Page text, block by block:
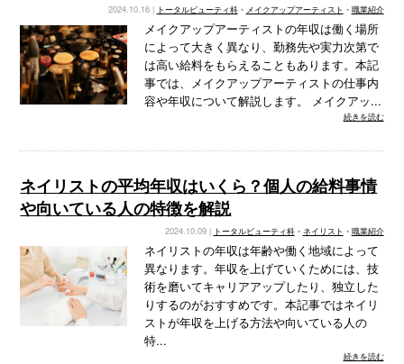
2024.10.16 | トータルビューティ科• メイクアップアーティスト • 職業紹介
メイクアップアーティストの年収は働く場所
によって大きく異なり、勤務先や実力次第で
は高い給料をもらえることもあります。本記
事では、メイクアップアーティストの仕事内
容や年収について解説します。 メイクアッ...
続きを読む
ネイリストの平均年収はいくら？個人の給料事情
や向いている人の特徴を解説
2024.10.09 | トータルビューティ科• ネイリスト • 職業紹介
ネイリストの年収は年齢や働く地域によって
異なります。年収を上げていくためには、技
術を磨いてキャリアアップしたり、独立した
りするのがおすすめです。本記事ではネイリ
ストが年収を上げる方法や向いている人の
特...
続きを読む